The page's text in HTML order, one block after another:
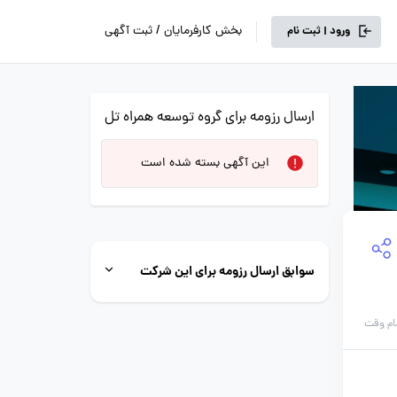
ورود | ثبت نام بخش کارفرمایان / ثبت آگهی
وقت
ارسال رزومه برای گروه توسعه همراه تل
این آگهی بسته شده است
سوابق ارسال رزومه برای این شرکت